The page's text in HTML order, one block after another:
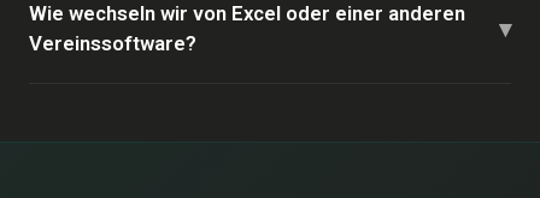
Wie wechseln wir von Excel oder einer anderen
Vereinssoftware?
▾